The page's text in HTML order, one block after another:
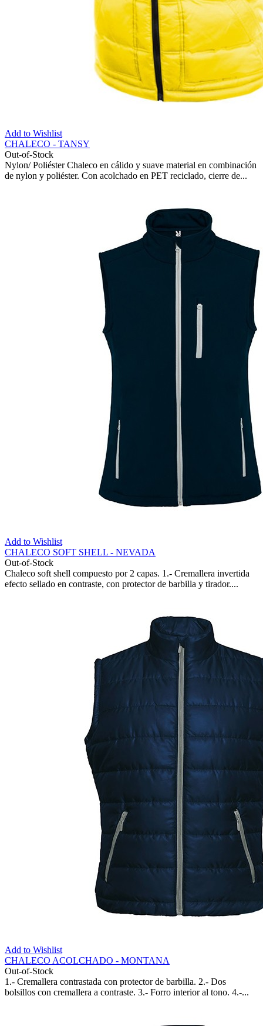
Add to Wishlist
CHALECO - TANSY
Out-of-Stock
Nylon/ Poliéster Chaleco en cálido y suave material en combinación
de nylon y poliéster. Con acolchado en PET reciclado, cierre de...
Add to Wishlist
CHALECO SOFT SHELL - NEVADA
Out-of-Stock
Chaleco soft shell compuesto por 2 capas. 1.- Cremallera invertida
efecto sellado en contraste, con protector de barbilla y tirador....
Add to Wishlist
CHALECO ACOLCHADO - MONTANA
Out-of-Stock
1.- Cremallera contrastada con protector de barbilla. 2.- Dos
bolsillos con cremallera a contraste. 3.- Forro interior al tono. 4.-...